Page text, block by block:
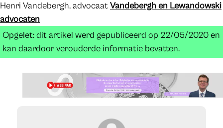
Henri Vandebergh, advocaatVandebergh en Lewandowski
advocaten
Opgelet: dit artikel werd gepubliceerd op 22/05/2020 en
kan daardoor verouderde informatie bevatten.